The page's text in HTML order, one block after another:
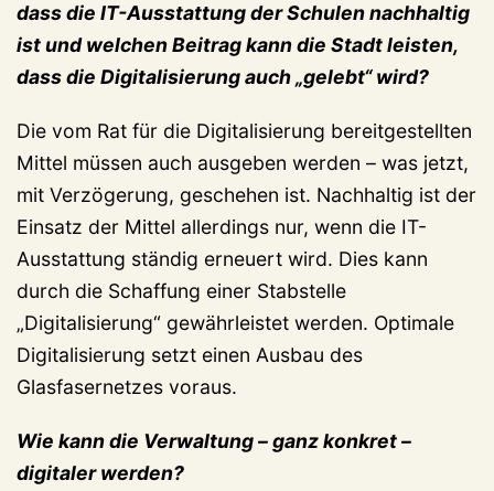
dass die IT-Ausstattung der Schulen nachhaltig
ist und welchen Beitrag kann die Stadt leisten,
dass die Digitalisierung auch „gelebt“ wird?
Die vom Rat für die Digitalisierung bereitgestellten
Mittel müssen auch ausgeben werden – was jetzt,
mit Verzögerung, geschehen ist. Nachhaltig ist der
Einsatz der Mittel allerdings nur, wenn die IT-
Ausstattung ständig erneuert wird. Dies kann
durch die Schaffung einer Stabstelle
„Digitalisierung“ gewährleistet werden. Optimale
Digitalisierung setzt einen Ausbau des
Glasfasernetzes voraus.
Wie kann die Verwaltung – ganz konkret –
digitaler werden?